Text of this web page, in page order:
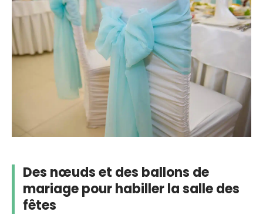
Des nœuds et des ballons de
mariage pour habiller la salle des
fêtes